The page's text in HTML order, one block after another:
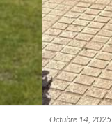
Octubre 14, 2025